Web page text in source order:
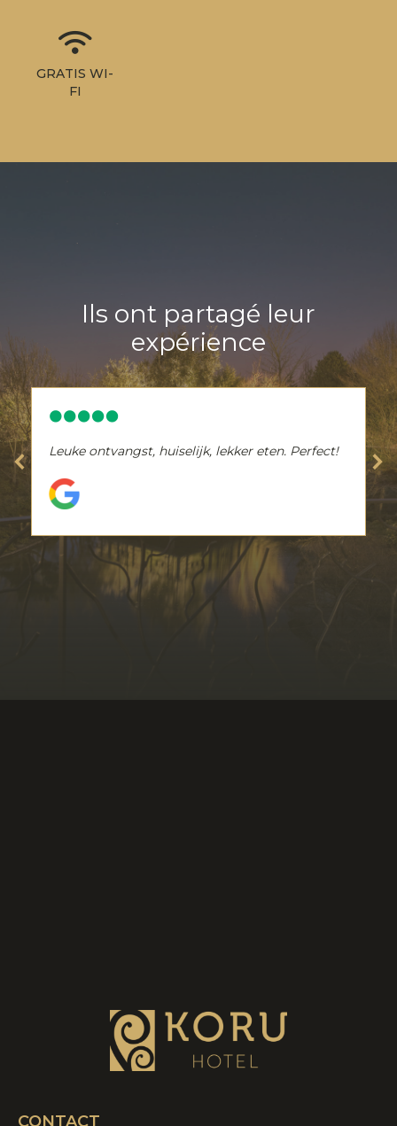
GRATIS WI-
FI
Ils ont partagé leur
expérience
Leuke ontvangst, huiselijk, lekker eten. Perfect!
CONTACT